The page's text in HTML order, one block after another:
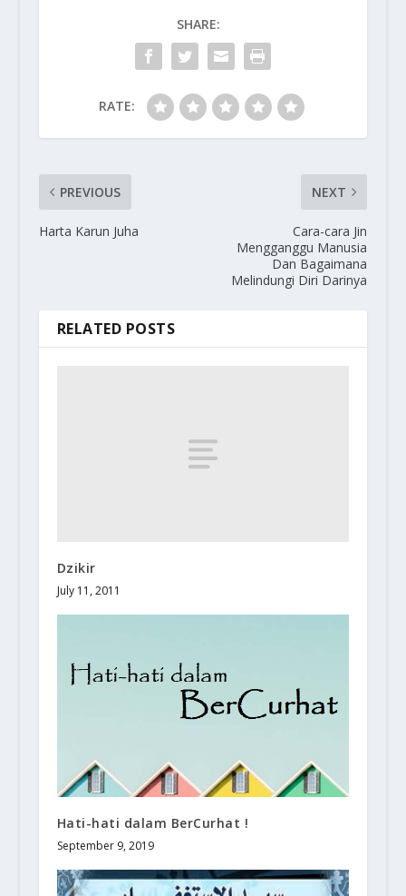
SHARE:
RATE:
PREVIOUS
Harta Karun Juha
NEXT
Cara-cara Jin
Mengganggu Manusia
Dan Bagaimana
Melindungi Diri Darinya
RELATED POSTS
Dzikir
July 11, 2011
Hati-hati dalam BerCurhat !
September 9, 2019